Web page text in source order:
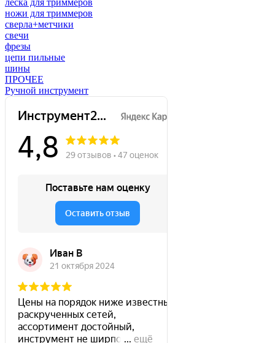
леска для триммеров
ножи для триммеров
сверла+метчики
свечи
фрезы
цепи пильные
шины
ПРОЧЕЕ
Ручной инструмент